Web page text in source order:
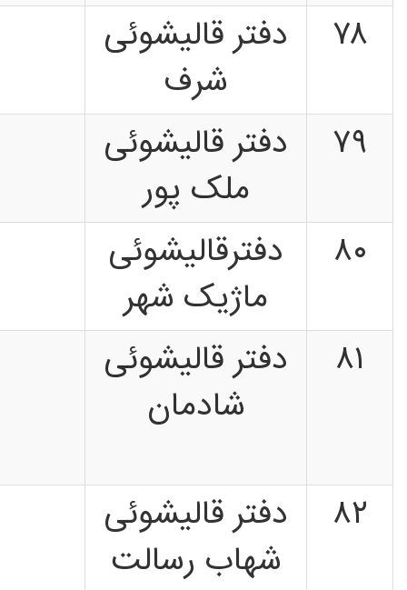
۷۸
دفتر قالیشوئی
شرف
۷۹
دفتر قالیشوئی
ملک پور
۸۰
دفترقالیشوئی
ماژیک شهر
۸۱
دفتر قالیشوئی
شادمان
۸۲
دفتر قالیشوئی
شهاب رسالت